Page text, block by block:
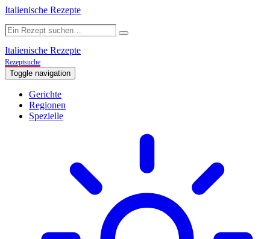
Italienische Rezepte
Italienische Rezepte
Rezeptsuche
Toggle navigation
Gerichte
Regionen
Spezielle